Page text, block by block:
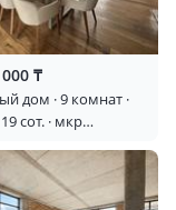
₸
дом · 9 комнат ·
сот. · мкр
2Б